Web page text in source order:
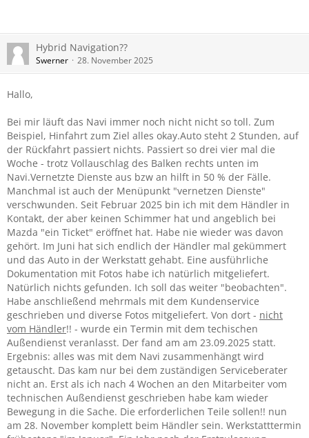
Hybrid Navigation??
Swerner 28. November 2025
Hallo,
Bei mir läuft das Navi immer noch nicht nicht so toll. Zum
Beispiel, Hinfahrt zum Ziel alles okay.Auto steht 2 Stunden, auf
der Rückfahrt passiert nichts. Passiert so drei vier mal die
Woche - trotz Vollauschlag des Balken rechts unten im
Navi.Vernetzte Dienste aus bzw an hilft in 50 % der Fälle.
Manchmal ist auch der Menüpunkt "vernetzen Dienste"
verschwunden. Seit Februar 2025 bin ich mit dem Händler in
Kontakt, der aber keinen Schimmer hat und angeblich bei
Mazda "ein Ticket" eröffnet hat. Habe nie wieder was davon
gehört. Im Juni hat sich endlich der Händler mal gekümmert
und das Auto in der Werkstatt gehabt. Eine ausführliche
Dokumentation mit Fotos habe ich natürlich mitgeliefert.
Natürlich nichts gefunden. Ich soll das weiter "beobachten".
Habe anschließend mehrmals mit dem Kundenservice
geschrieben und diverse Fotos mitgeliefert. Von dort - nicht
vom Händler!! - wurde ein Termin mit dem techischen
Außendienst veranlasst. Der fand am am 23.09.2025 statt.
Ergebnis: alles was mit dem Navi zusammenhängt wird
getauscht. Das kam nur bei dem zuständigen Serviceberater
nicht an. Erst als ich nach 4 Wochen an den Mitarbeiter vom
technischen Außendienst geschrieben habe kam wieder
Bewegung in die Sache. Die erforderlichen Teile sollen!! nun
am 28. November komplett beim Händler sein. Werkstatttermin